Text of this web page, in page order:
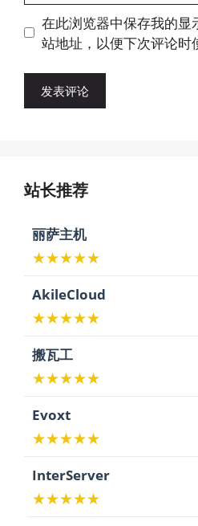
地
址
址
在此浏览器中保存我的显
站地址，以便下次评论时
站长推荐
丽萨主机
★★★★★
AkileCloud
★★★★★
搬瓦工
★★★★★
Evoxt
★★★★★
InterServer
★★★★★